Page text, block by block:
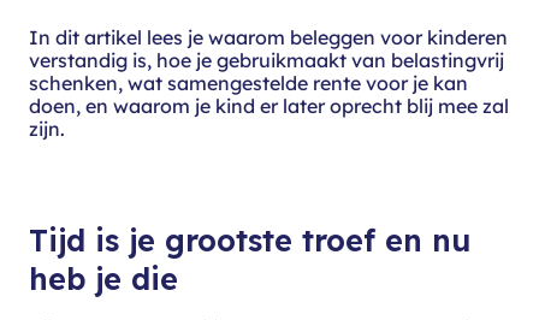
In dit artikel lees je waarom beleggen voor kinderen
verstandig is, hoe je gebruikmaakt van belastingvrij
schenken, wat samengestelde rente voor je kan
doen, en waarom je kind er later oprecht blij mee zal
zijn.
Tijd is je grootste troef en nu
heb je die